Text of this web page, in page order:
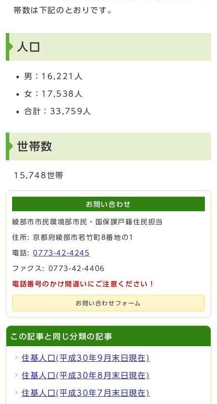
帯数は下記のとおりです。
人口
男：16,221人
女：17,538人
合計：33,759人
世帯数
15,748世帯
お問い合わせ
綾部市市民環境部市民・国保課戸籍住民担当
住所: 京都府綾部市若竹町8番地の1
電話:0773-42-4245
ファクス: 0773-42-4406
電話番号のかけ間違いにご注意ください！
お問い合わせフォーム
この記事と同じ分類の記事
住基人口(平成30年9月末日現在)
住基人口(平成30年8月末日現在)
住基人口(平成30年7月末日現在)